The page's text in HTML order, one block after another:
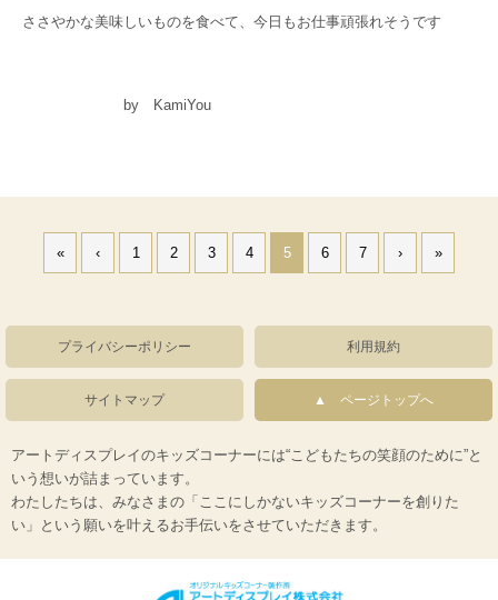
ささやかな美味しいものを食べて、今日もお仕事頑張れそうです
by KamiYou
« ‹ 1 2 3 4 5 6 7 › »
プライバシーポリシー 利用規約
サイトマップ ページトップへ
アートディスプレイのキッズコーナーには“こどもたちの笑顔のために”と
いう想いが詰まっています。
わたしたちは、みなさまの「ここにしかないキッズコーナーを創りた
い」という願いを叶えるお手伝いをさせていただきます。